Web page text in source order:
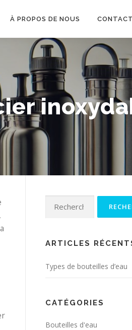
À PROPOS DE NOUS
Rechercher :
ARTICLES
Types de bouteilles d’eau
CATÉGORIES
Bouteilles d'eau